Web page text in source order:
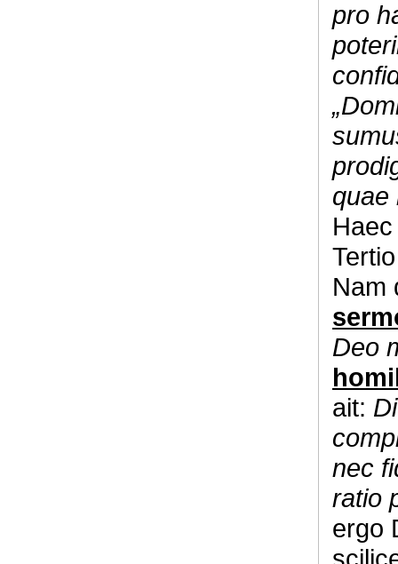
pro
quae
Nam
Deo
ait:
nec
ratio
ergo